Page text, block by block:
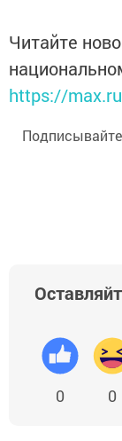
Читайте
https://
0 0